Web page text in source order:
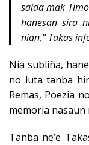
saida mak
hanesan sira
nian,” Takas
Nia subliña,
no luta tanba
Remas, Poezia
memoria nasaun
Tanba ne’e